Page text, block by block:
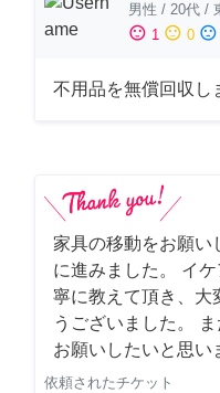
男性 / 20代 /
sentiment_satisfied 1 sentiment_neutral 0 sentiment_dissatisfied
不用品を無償回収し
家具の移動をお願い
に進みました。 イ
寧に教えて頂き、大
うございました。
お願いしたいと思い
依頼されたチケット